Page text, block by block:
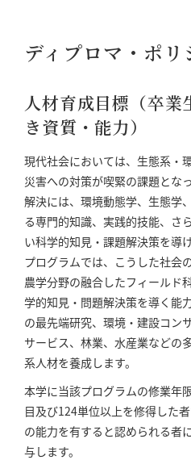
ディプロマ・ポリ
人材育成目標（卒業
き資質・能力）
現代社会においては、生態系・
災害への対策が喫緊の課題とな
解決には、環境動態学、生態学
る専門的知識、実践的技能、さ
い科学的知見・課題解決策を導
プログラムでは、こうした社会
農学分野の融合したフィールド
学的知見・問題解決策を導く能
の最先端研究、環境・建設コン
サービス、林業、水産業などの
系人材を養成します。
本学に当該プログラムの修業年
目及び124単位以上を修得した
の能力を有すると認められる者
与します。